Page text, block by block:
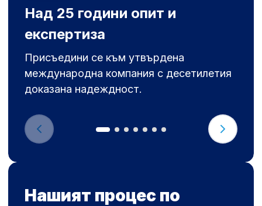
Над 25 години опит и
експертиза
Присъедини се към утвърдена
международна компания с десетилетия
доказана надеждност.
Нашият процес по